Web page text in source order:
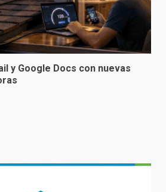
y Google Docs con nuevas